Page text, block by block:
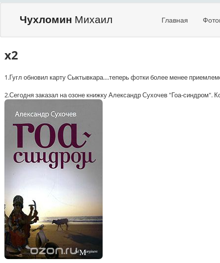
Чухломин Михаил Главная
x2
1.Гугл обновил карту Сыктывкара....теперь фотки более менее
2.Сегодня заказал на озоне книжку Александр Сухочев "Гоа-синдром".